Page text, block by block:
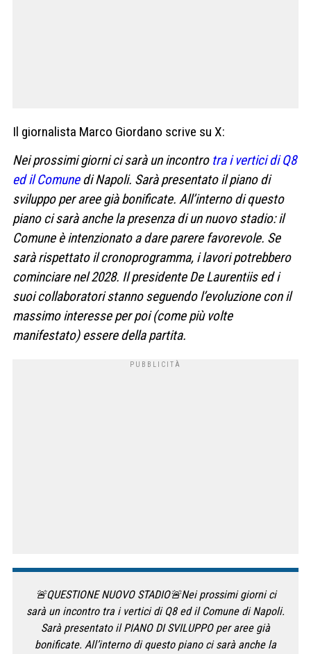
Il giornalista Marco Giordano scrive su X:
Nei prossimi giorni ci sarà un incontro tra i vertici di Q8
ed il Comunedi Napoli. Sarà presentato il piano di
sviluppo per aree già bonificate. All’interno di questo
piano ci sarà anche la presenza di un nuovo stadio: il
Comune è intenzionato a dare parere favorevole. Se
sarà rispettato il cronoprogramma, i lavori potrebbero
cominciare nel 2028. Il presidente De Laurentiis ed i
suoi collaboratori stanno seguendo l’evoluzione con il
massimo interesse per poi (come più volte
manifestato) essere della partita.
🚨QUESTIONE NUOVO STADIO🚨Nei prossimi giorni ci
sarà un incontro tra i vertici di Q8 ed il Comune di Napoli.
Sarà presentato il PIANO DI SVILUPPO per aree già
bonificate. All’interno di questo piano ci sarà anche la